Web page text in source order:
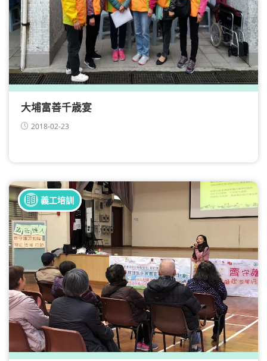
大埔富善千歳宴
2018-02-23
義工培訓